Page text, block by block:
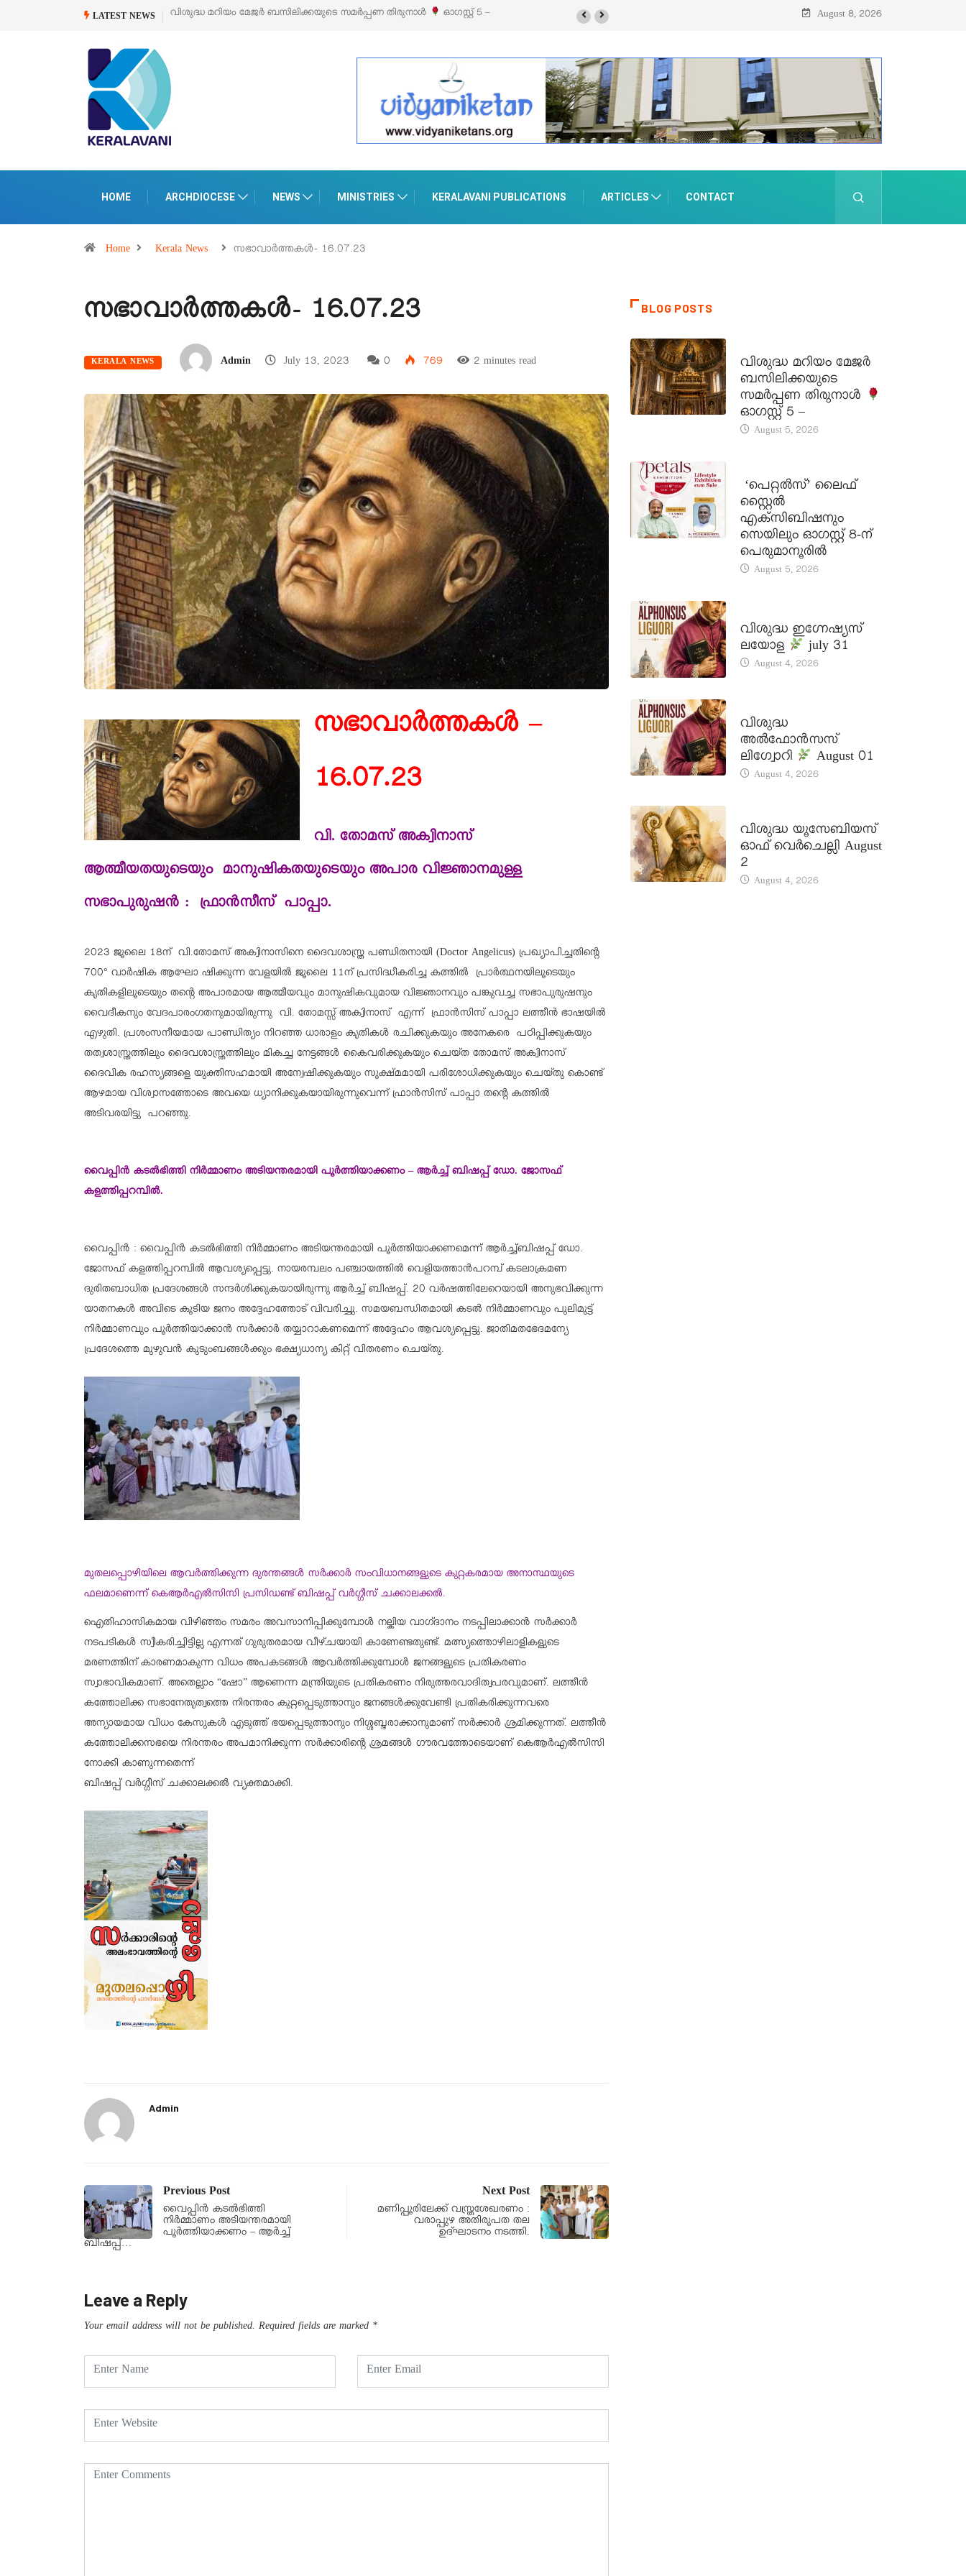
LATEST NEWS ‘പെറ്റൽസ്’ ലൈഫ് സ്റ്റൈൽ എക്സിബിഷനും സെയിലും ഓഗസ്റ്റ് 8-ന് പെരുമാനൂരിൽ August 8, 2026
HOME ARCHDIOCESE NEWS MINISTRIES KERALAVANI PUBLICATIONS ARTICLES CONTACT
Home Kerala News സഭാവാർത്തകൾ- 16.07.23
സഭാവാർത്തകൾ- 16.07.23
KERALA NEWS Admin July 13, 2023 0 769 2 minutes read
സഭാവാർത്തകൾ –
16.07.23
വി. തോമസ് അക്വിനാസ്
ആത്മീയതയുടെയും മാനുഷികതയുടെയും അപാര വിജ്ഞാനമുള്ള
സഭാപുരുഷൻ : ഫ്രാന്‍സീസ് പാപ്പാ.
2023 ജൂലൈ 18ന് വി.തോമസ് അക്വിനാസിനെ ദൈവശാസ്ത്ര പണ്ഡിതനായി (Doctor Angelicus) പ്രഖ്യാപിച്ചതിന്റെ
700° വാർഷിക ആഘോ ഷിക്കുന്ന വേളയില്‍ ജൂലൈ 11ന് പ്രസിദ്ധീകരിച്ച കത്തിൽ പ്രാർത്ഥനയിലൂടെയും
കൃതികളിലൂടെയും തന്റെ അപാരമായ ആത്മീയവും മാനുഷികവുമായ വിജ്ഞാനവും പങ്കുവച്ച സഭാപുരുഷനും
വൈദീകനും വേദപാരംഗതനുമായിരുന്നു വി. തോമസ്സ് അക്വിനാസ് എന്ന് ഫ്രാൻസിസ് പാപ്പാ ലത്തീ൯ ഭാഷയിൽ
എഴുതി. പ്രശംസനീയമായ പാണ്ഡിത്യം നിറഞ്ഞ ധാരാളം കൃതികൾ രചിക്കുകയും അനേകരെ പഠിപ്പിക്കുകയും
തത്വശാസ്ത്രത്തിലും ദൈവശാസ്ത്രത്തിലും മികച്ച നേട്ടങ്ങൾ കൈവരിക്കുകയും ചെയ്ത തോമസ് അക്വിനാസ്
ദൈവിക രഹസ്യങ്ങളെ യുക്തിസഹമായി അന്വേഷിക്കുകയും സൂക്ഷ്മമായി പരിശോധിക്കുകയും ചെയ്തു കൊണ്ട്
ആഴമായ വിശ്വാസത്തോടെ അവയെ ധ്യാനിക്കുകയായിരുന്നുവെന്ന് ഫ്രാൻസിസ് പാപ്പാ തന്റെ കത്തില്‍
അടിവരയിട്ടു പറഞ്ഞു.
വൈപ്പിൻ കടൽഭിത്തി നിർമ്മാണം അടിയന്തരമായി പൂർത്തിയാക്കണം – ആർച്ച് ബിഷപ്പ് ഡോ. ജോസഫ്
കളത്തിപ്പറമ്പിൽ.
വൈപ്പിൻ : വൈപ്പിൻ കടൽഭിത്തി നിർമ്മാണം അടിയന്തരമായി പൂർത്തിയാക്കണമെന്ന് ആർച്ച്ബിഷപ്പ് ഡോ.
ജോസഫ് കളത്തിപ്പറമ്പിൽ ആവശ്യപ്പെട്ടു. നായരമ്പലം പഞ്ചായത്തിൽ വെളിയത്താൻപറമ്പ് കടലാക്രമണ
ദുരിതബാധിത പ്രദേശങ്ങൾ സന്ദർശിക്കുകയായിരുന്നു ആർച്ച് ബിഷപ്പ്. 20 വർഷത്തിലേറെയായി അനുഭവിക്കുന്ന
യാതനകൾ അവിടെ കൂടിയ ജനം അദ്ദേഹത്തോട് വിവരിച്ചു. സമയബന്ധിതമായി കടൽ നിർമ്മാണവും പുലിമുട്ട്
നിർമ്മാണവും പൂർത്തിയാക്കാൻ സർക്കാർ തയ്യാറാകണമെന്ന് അദ്ദേഹം ആവശ്യപ്പെട്ടു. ജാതിമതഭേദമന്യേ
പ്രദേശത്തെ മുഴുവൻ കുടുംബങ്ങൾക്കും ഭക്ഷ്യധാന്യ കിറ്റ് വിതരണം ചെയ്തു.
മുതലപ്പൊഴിയിലെ ആവർത്തിക്കുന്ന ദുരന്തങ്ങൾ സർക്കാർ സംവിധാനങ്ങളുടെ കുറ്റകരമായ അനാസ്ഥയുടെ
ഫലമാണെന്ന് കെആർഎൽസിസി പ്രസിഡണ്ട് ബിഷപ്പ് വർഗ്ഗീസ് ചക്കാലക്കൽ.
ഐതിഹാസികമായ വിഴിഞ്ഞം സമരം അവസാനിപ്പിക്കുമ്പോൾ നല്കിയ വാഗ്ദാനം നടപ്പിലാക്കാൻ സർക്കാർ
നടപടികൾ സ്വീകരിച്ചിട്ടില്ല എന്നത് ഗുരുതരമായ വീഴ്ചയായി കാണേണ്ടതുണ്ട്. മത്സ്യത്തൊഴിലാളികളുടെ
മരണത്തിന് കാരണമാകുന്ന വിധം അപകടങ്ങൾ ആവർത്തിക്കുമ്പോൾ ജനങ്ങളുടെ പ്രതികരണം
സ്വാഭാവികമാണ്. അതെല്ലാം “ഷോ” ആണെന്ന മന്ത്രിയുടെ പ്രതികരണം നിരുത്തരവാദിത്വപരവുമാണ്. ലത്തീൻ
കത്തോലിക്ക സഭാനേതൃത്വത്തെ നിരന്തരം കുറ്റപ്പെടുത്താനും ജനങ്ങൾക്കുവേണ്ടി പ്രതികരിക്കുന്നവരെ
അന്യായമായ വിധം കേസുകൾ എടുത്ത് ഭയപ്പെടുത്താനും നിശ്ശബ്ദരാക്കാനുമാണ് സർക്കാർ ശ്രമിക്കുന്നത്. ലത്തീൻ
കത്തോലിക്കസഭയെ നിരന്തരം അപമാനിക്കുന്ന സർക്കാരിന്റെ ശ്രമങ്ങൾ ഗൗരവത്തോടെയാണ് കെആർഎൽസിസി
നോക്കി കാണുന്നതെന്ന്‌
ബിഷപ്പ് വർഗ്ഗീസ് ചക്കാലക്കൽ വ്യക്തമാക്കി.
Admin
Previous Post
വൈപ്പിൻ കടൽഭിത്തി
നിർമ്മാണം അടിയന്തരമായി
പൂർത്തിയാക്കണം – ആർച്ച്
ബിഷപ്പ്…
Next Post
മണിപ്പൂരിലേക്ക് വസ്ത്രശേഖരണം :
വരാപ്പുഴ അതിരൂപത തല
ഉദ്ഘാടനം നടത്തി.
Leave a Reply
Your email address will not be published. Required fields are marked *
BLOG POSTS
വിശുദ്ധ മറിയം മേജർ
ബസിലിക്കയുടെ
സമർപ്പണ തിരുനാൾ
ഓഗസ്റ്റ് 5 –
August 5, 2026
‘പെറ്റൽസ്’ ലൈഫ്
സ്റ്റൈൽ
എക്സിബിഷനും
സെയിലും ഓഗസ്റ്റ് 8-ന്
പെരുമാനൂരിൽ
August 5, 2026
വിശുദ്ധ ഇഗ്നേഷ്യസ്
ലയോള
july 31
August 4, 2026
വിശുദ്ധ
അൽഫോൻസസ്
ലിഗ്വോറി
August 01
August 4, 2026
വിശുദ്ധ യൂസേബിയസ്
ഓഫ് വെർചെല്ലി August
2
August 4, 2026